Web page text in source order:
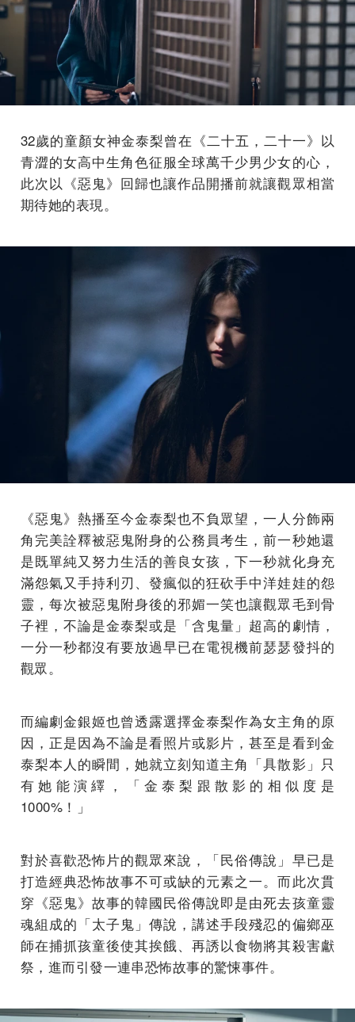
32歲的童顏女神金泰梨曾在《二十五，二十一》以
青澀的女高中生角色征服全球萬千少男少女的心，
此次以《惡鬼》回歸也讓作品開播前就讓觀眾相當
期待她的表現。
《惡鬼》熱播至今金泰梨也不負眾望，一人分飾兩
角完美詮釋被惡鬼附身的公務員考生，前一秒她還
是既單純又努力生活的善良女孩，下一秒就化身充
滿怨氣又手持利刃、發瘋似的狂砍手中洋娃娃的怨
靈，每次被惡鬼附身後的邪媚一笑也讓觀眾毛到骨
子裡，不論是金泰梨或是「含鬼量」超高的劇情，
一分一秒都沒有要放過早已在電視機前瑟瑟發抖的
觀眾。
而編劇金銀姬也曾透露選擇金泰梨作為女主角的原
因，正是因為不論是看照片或影片，甚至是看到金
泰梨本人的瞬間，她就立刻知道主角「具散影」只
有她能演繹，「金泰梨跟散影的相似度是
1000%！」
對於喜歡恐怖片的觀眾來說，「民俗傳說」早已是
打造經典恐怖故事不可或缺的元素之一。而此次貫
穿《惡鬼》故事的韓國民俗傳說即是由死去孩童靈
魂組成的「太子鬼」傳說，講述手段殘忍的偏鄉巫
師在捕抓孩童後使其挨餓、再誘以食物將其殺害獻
祭，進而引發一連串恐怖故事的驚悚事件。